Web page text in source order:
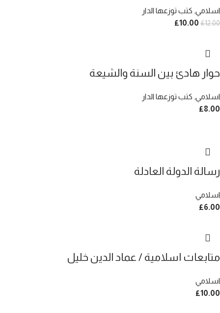
اسلامي كتب توزعها الدار
£12.00
£10.00
حوار هادئ بين السنة والشيعة
اسلامي كتب توزعها الدار
£8.00
رسالة الدولة العادلة
اسلامي
£6.00
متابعات اسلامية / عماد الدين خليل
اسلامي
£10.00